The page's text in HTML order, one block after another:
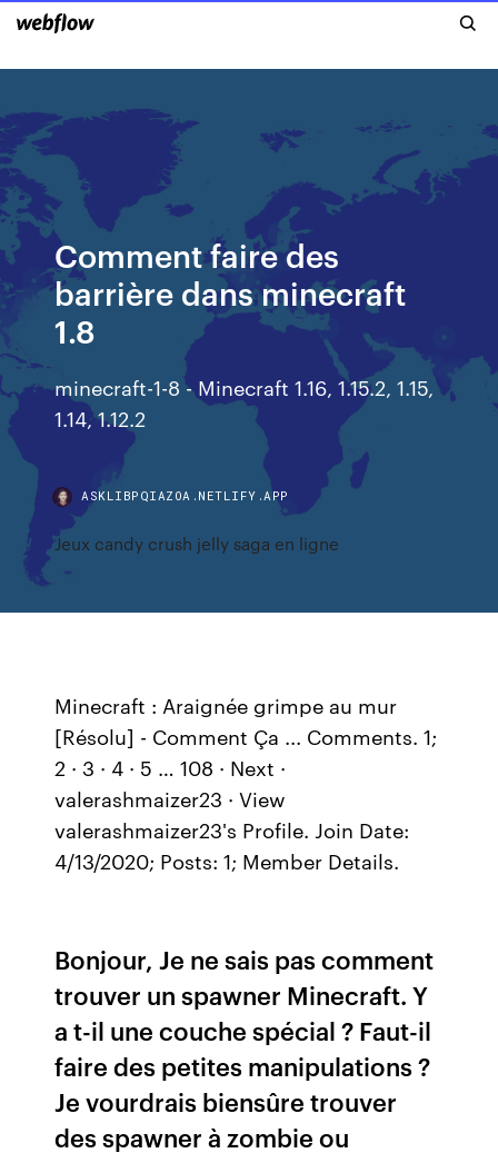
Comment faire des
barrière dans minecraft
1.8
minecraft-1-8 - Minecraft 1.16, 1.15.2, 1.15,
1.14, 1.12.2
ASKLIBPQIAZOA.NETLIFY.APP
Jeux candy crush jelly saga en ligne
Minecraft : Araignée grimpe au mur
[Résolu] - Comment Ça ... Comments. 1;
2 · 3 · 4 · 5 … 108 · Next ·
valerashmaizer23 · View
valerashmaizer23's Profile. Join Date:
4/13/2020; Posts: 1; Member Details.
Bonjour, Je ne sais pas comment
trouver un spawner Minecraft. Y
a t-il une couche spécial ? Faut-il
faire des petites manipulations ?
Je vourdrais biensûre trouver
des spawner à zombie ou